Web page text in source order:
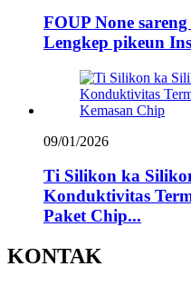
FOUP None
Lengkep pikeun
09/01/2026
Ti Silikon ka
Konduktivitas
Paket Chip...
KONTAK